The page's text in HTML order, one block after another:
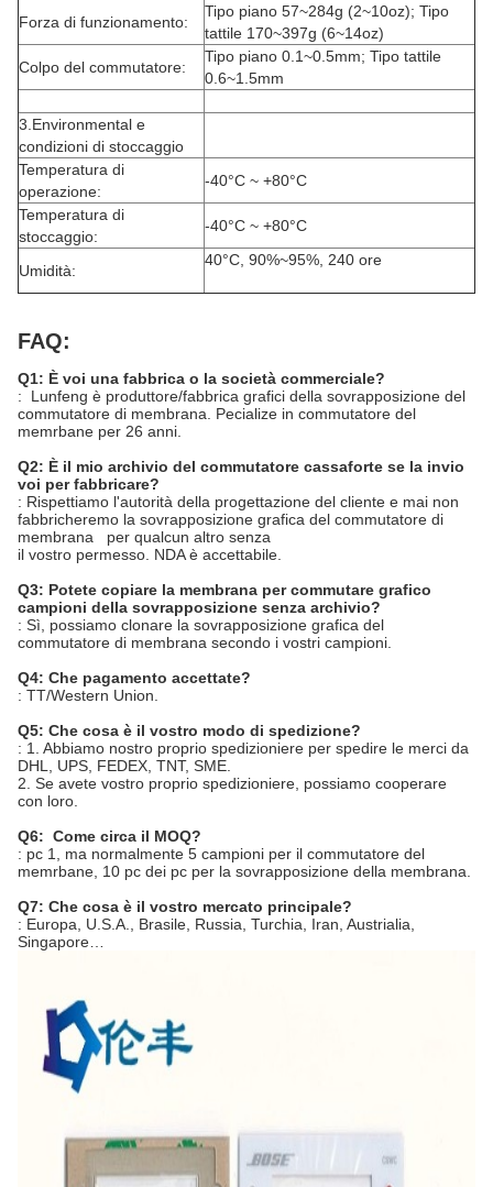
Forza di funzionamento:
Tipo piano 57~284g (2~10oz); Tipo
tattile 170~397g (6~14oz)
Colpo del commutatore:
Tipo piano 0.1~0.5mm; Tipo tattile
0.6~1.5mm
3.Environmental e
condizioni di stoccaggio
Temperatura di
operazione:
-40°C ~ +80°C
Temperatura di
stoccaggio:
-40°C ~ +80°C
Umidità:
40°C, 90%~95%, 240 ore
FAQ:
Q1: È voi una fabbrica o la società commerciale?
: Lunfeng è produttore/fabbrica grafici della sovrapposizione del
commutatore di membrana. Pecialize in commutatore del
memrbane per 26 anni.
Q2: È il mio archivio del commutatore cassaforte se la invio
voi per fabbricare?
: Rispettiamo l'autorità della progettazione del cliente e mai non
fabbricheremo la sovrapposizione grafica del commutatore di
membrana per qualcun altro senza
il vostro permesso. NDA è accettabile.
Q3: Potete copiare la membrana per commutare grafico
campioni della sovrapposizione senza archivio?
: Sì, possiamo clonare la sovrapposizione grafica del
commutatore di membrana secondo i vostri campioni.
Q4: Che pagamento accettate?
: TT/Western Union.
Q5: Che cosa è il vostro modo di spedizione?
: 1. Abbiamo nostro proprio spedizioniere per spedire le merci da
DHL, UPS, FEDEX, TNT, SME.
2. Se avete vostro proprio spedizioniere, possiamo cooperare
con loro.
Q6: Come circa il MOQ?
: pc 1, ma normalmente 5 campioni per il commutatore del
memrbane, 10 pc dei pc per la sovrapposizione della membrana.
Q7: Che cosa è il vostro mercato principale?
: Europa, U.S.A., Brasile, Russia, Turchia, Iran, Austrialia,
Singapore…